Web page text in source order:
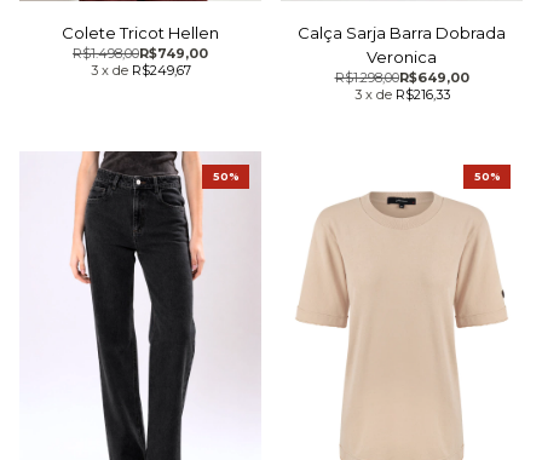
Colete Tricot Hellen
R$749,00
R$1.498,00
3 x de R$249,67
Calça Sarja Barra Dobrada
Veronica
R$649,00
R$1.298,00
3 x de R$216,33
50% 50%